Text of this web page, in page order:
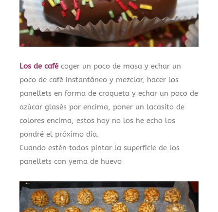
Los de cafécoger un poco de masa y echar un
poco de café instantáneo y mezclar, hacer los
panellets en forma de croqueta y echar un poco de
azúcar glasés por encima, poner un lacasito de
colores encima, estos hoy no los he echo los
pondré el próximo día.
Cuando estén todos pintar la superficie de los
panellets con yema de huevo